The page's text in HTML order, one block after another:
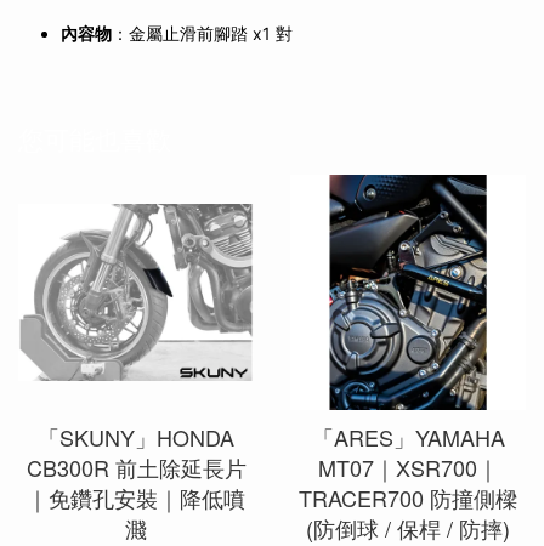
內容物 ：金屬止滑前腳踏 x1 對
「SKUNY」HONDA
CB300R 前土除延長片
｜免鑽孔安裝｜降低噴
濺
「ARES」YAMAHA
MT07｜XSR700｜
TRACER700 防撞側樑
(防倒球 / 保桿 / 防摔)